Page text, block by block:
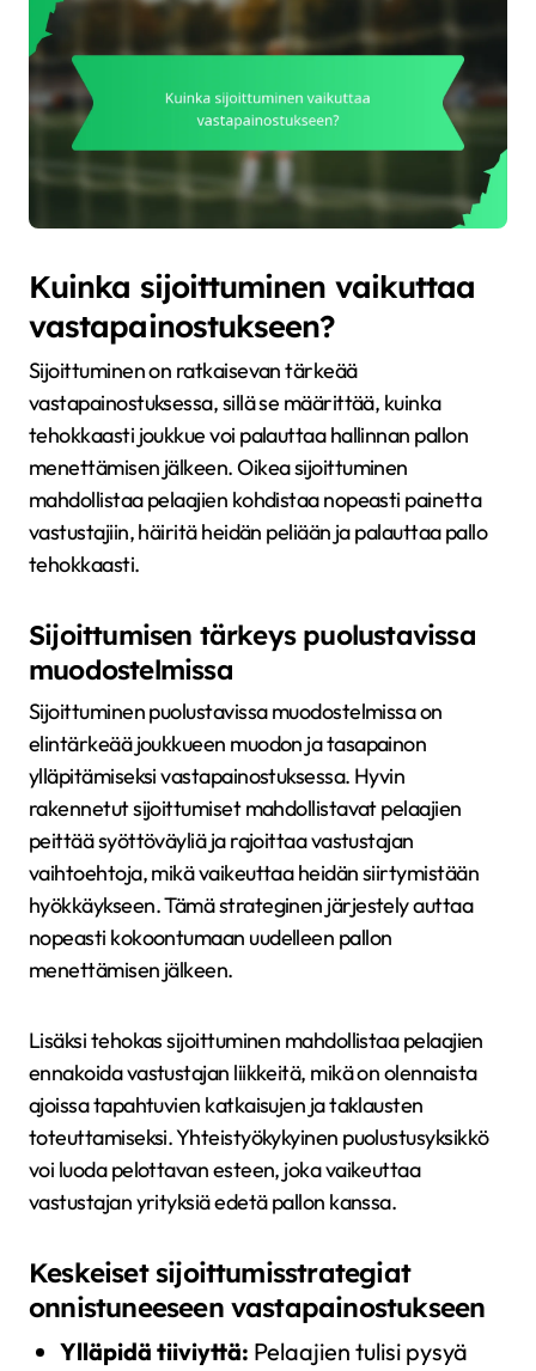
Kuinka sijoittuminen vaikuttaa
vastapainostukseen?
Sijoittuminen on ratkaisevan tärkeää
vastapainostuksessa, sillä se määrittää, kuinka
tehokkaasti joukkue voi palauttaa hallinnan pallon
menettämisen jälkeen. Oikea sijoittuminen
mahdollistaa pelaajien kohdistaa nopeasti painetta
vastustajiin, häiritä heidän peliään ja palauttaa pallo
tehokkaasti.
Sijoittumisen tärkeys puolustavissa
muodostelmissa
Sijoittuminen puolustavissa muodostelmissa on
elintärkeää joukkueen muodon ja tasapainon
ylläpitämiseksi vastapainostuksessa. Hyvin
rakennetut sijoittumiset mahdollistavat pelaajien
peittää syöttöväyliä ja rajoittaa vastustajan
vaihtoehtoja, mikä vaikeuttaa heidän siirtymistään
hyökkäykseen. Tämä strateginen järjestely auttaa
nopeasti kokoontumaan uudelleen pallon
menettämisen jälkeen.
Lisäksi tehokas sijoittuminen mahdollistaa pelaajien
ennakoida vastustajan liikkeitä, mikä on olennaista
ajoissa tapahtuvien katkaisujen ja taklausten
toteuttamiseksi. Yhteistyökykyinen puolustusyksikkö
voi luoda pelottavan esteen, joka vaikeuttaa
vastustajan yrityksiä edetä pallon kanssa.
Keskeiset sijoittumisstrategiat
onnistuneeseen vastapainostukseen
Ylläpidä tiiviyttä: Pelaajien tulisi pysyä